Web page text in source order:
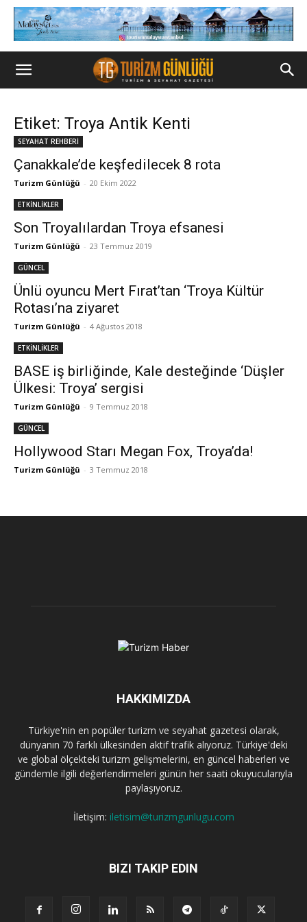
Etiket: Troya Antik Kenti
SEYAHAT REHBERİ
Çanakkale’de keşfedilecek 8 rota
Turizm Günlüğü - 20 Ekim 2022
ETKİNLİKLER
Son Troyalılardan Troya efsanesi
Turizm Günlüğü - 23 Temmuz 2019
GÜNCEL
Ünlü oyuncu Mert Fırat’tan ‘Troya Kültür
Rotası’na ziyaret
Turizm Günlüğü - 4 Ağustos 2018
ETKİNLİKLER
BASE iş birliğinde, Kale desteğinde ‘Düşler
Ülkesi: Troya’ sergisi
Turizm Günlüğü - 9 Temmuz 2018
GÜNCEL
Hollywood Starı Megan Fox, Troya’da!
Turizm Günlüğü - 3 Temmuz 2018
HAKKIMIZDA
Türkiye'nin en popüler turizm ve seyahat gazetesi olarak,
dünyanın 70 farklı ülkesinden aktif trafik alıyoruz. Türkiye'deki
ve global ölçekteki turizm gelişmelerini, en güncel haberleri ve
gündemle ilgili değerlendirmeleri günün her saati okuyucularıyla
paylaşıyoruz.
İletişim: iletisim@turizmgunlugu.com
BIZI TAKIP EDIN